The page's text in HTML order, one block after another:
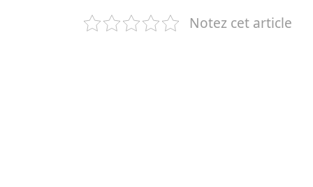
Notez cet article